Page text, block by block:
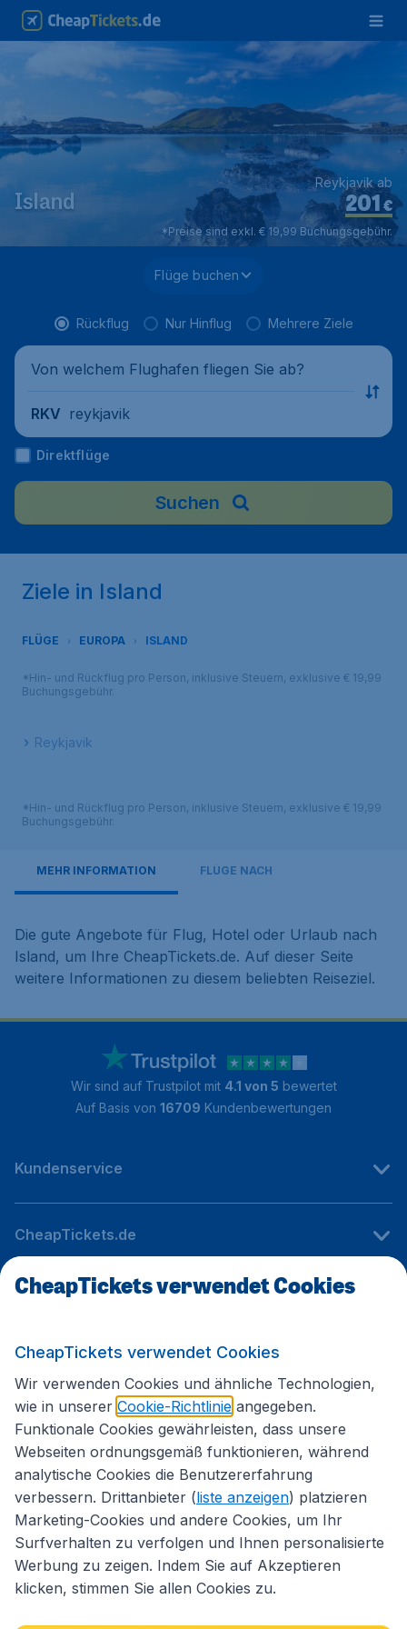
Island €
201
Reykjavik ab
*Preise sind exkl. € 19,99 Buchungsgebühr.
Flüge buchen
Rückflug Nur Hinflug Mehrere Ziele
Von welchem Flughafen fliegen Sie ab?
RKV reykjavik
Direktflüge
Suchen
Ziele in Island
FLÜGE EUROPA ISLAND
*Hin- und Rückflug pro Person, inklusive Steuern, exklusive € 19,99
Buchungsgebühr.
Reykjavik
*Hin- und Rückflug pro Person, inklusive Steuern, exklusive € 19,99
Buchungsgebühr.
MEHR INFORMATION FLÜGE NACH
Die gute Angebote für Flug, Hotel oder Urlaub nach
Island, um Ihre CheapTickets.de. Auf dieser Seite
weitere Informationen zu diesem beliebten Reiseziel.
Wir sind auf Trustpilot mit 4.1 von 5 bewertet
Auf Basis von 16709 Kundenbewertungen
Kundenservice
CheapTickets.de
Internationale Webseiten
Folgen Sie uns:
CheapTickets verwendet Cookies
CheapTickets verwendet Cookies
Wir verwenden Cookies und ähnliche Technologien,
wie in unserer Cookie-Richtlinie angegeben.
Funktionale Cookies gewährleisten, dass unsere
Webseiten ordnungsgemäß funktionieren, während
analytische Cookies die Benutzererfahrung
verbessern. Drittanbieter (liste anzeigen) platzieren
Marketing-Cookies und andere Cookies, um Ihr
Surfverhalten zu verfolgen und Ihnen personalisierte
Werbung zu zeigen. Indem Sie auf Akzeptieren
klicken, stimmen Sie allen Cookies zu.